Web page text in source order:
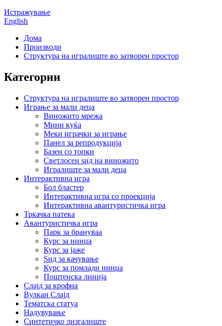
Истражување
English
Дома
Производи
Структура на игралиште во затворен простор
Категории
Структура на игралиште во затворен простор
Играње за мали деца
Виножито мрежа
Мини куќа
Меки играчки за играње
Панел за репродукција
Базен со топки
Светлосен ѕид на виножито
Игралиште за мали деца
Интерактивна игра
Бол бластер
Интерактивна игра со проекција
Интерактивна авантуристичка игра
Тркачка патека
Авантуристичка игра
Парк за брануваа
Курс за нинџа
Курс за јаже
Ѕид за качување
Курс за помлади нинџа
Поштенска линија
Слајд за крофна
Вулкан Слајд
Тематска статуа
Надувување
Синтетичко лизгалиште